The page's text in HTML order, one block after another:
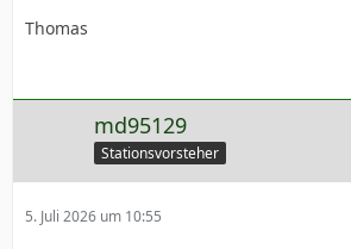
Thomas
md95129
Stationsvorsteher
5. Juli 2026 um 10:55